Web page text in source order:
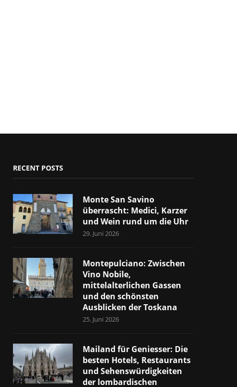
RECENT POSTS
Monte San Savino
überrascht: Medici, Karzer
und Wein rund um die Uhr
29. Juni 2026
Montepulciano: Zwischen
Vino Nobile,
mittelalterlichen Gassen
und den schönsten
Ausblicken der Toskana
25. Juni 2026
Mailand für Geniesser: Die
besten Hotels, Restaurants
und Sehenswürdigkeiten
der lombardischen